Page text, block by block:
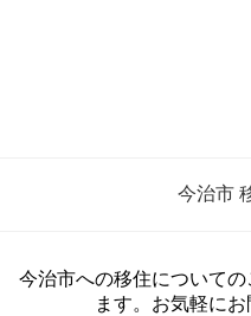
今治市
今治市への移住について
ます。お気軽にお